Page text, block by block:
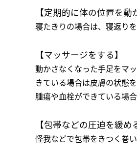
【定期的に体の位置を動
寝たきりの場合は、寝返り
【マッサージをする】
動かさなくなった手足をマ
きている場合は皮膚の状態
腫瘍や血栓ができている場
【包帯などの圧迫を緩め
怪我などで包帯をきつく巻